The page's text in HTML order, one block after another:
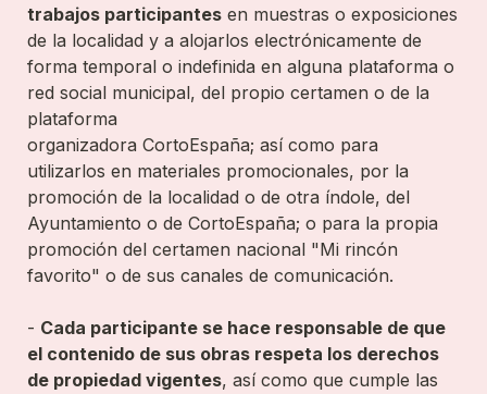
trabajos participantes en muestras o exposiciones
de la localidad y a alojarlos electrónicamente de
forma temporal o indefinida en alguna plataforma o
red social municipal, del propio certamen o de la
plataforma
organizadora CortoEspaña; así como para
utilizarlos en materiales promocionales, por la
promoción de la localidad o de otra índole, del
Ayuntamiento o de CortoEspaña; o para la propia
promoción del certamen nacional "Mi rincón
favorito" o de sus canales de comunicación.
- Cada participante se hace responsable de que
el contenido de sus obras respeta los derechos
de propiedad vigentes, así como que cumple las